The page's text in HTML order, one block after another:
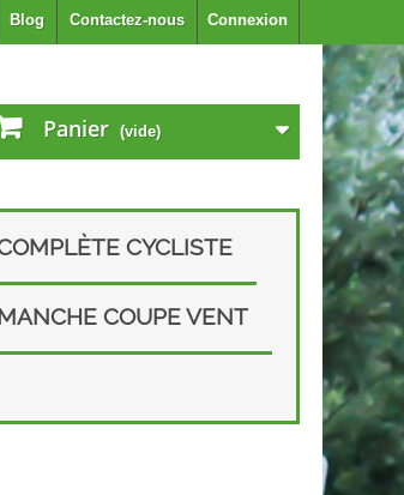
Connexion
Contactez-nous
Blog
Panier (vide)
CYCLISTE
COUPE VENT